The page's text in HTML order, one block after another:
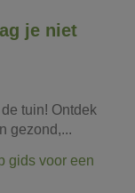
je niet
tuin! Ontdek
gezond,...